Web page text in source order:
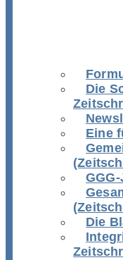
Die
Eine
Die